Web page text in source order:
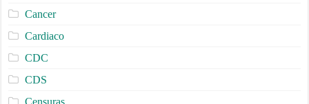
Cancer
Cardiaco
CDC
CDS